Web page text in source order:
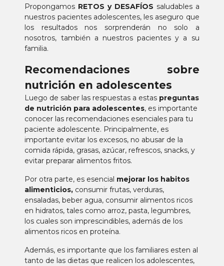
Propongamos RETOS y DESAFÍOS saludables a
nuestros pacientes adolescentes, les aseguro que
los resultados nos sorprenderán no solo a
nosotros, también a nuestros pacientes y a su
familia.
Recomendaciones sobre
nutrición en adolescentes
Luego de saber las respuestas a estas preguntas
de nutrición para adolescentes, es importante
conocer las recomendaciones esenciales para tu
paciente adolescente. Principalmente, es
importante evitar los excesos, no abusar de la
comida rápida, grasas, azúcar, refrescos, snacks, y
evitar preparar alimentos fritos.
Por otra parte, es esencial mejorar los habitos
alimenticios, consumir frutas, verduras,
ensaladas, beber agua, consumir alimentos ricos
en hidratos, tales como arroz, pasta, legumbres,
los cuales son imprescindibles, además de los
alimentos ricos en proteína.
Además, es importante que los familiares esten al
tanto de las dietas que realicen los adolescentes,